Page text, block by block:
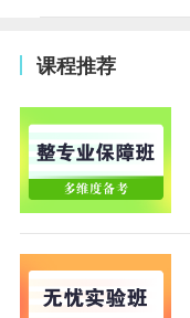
课程推荐